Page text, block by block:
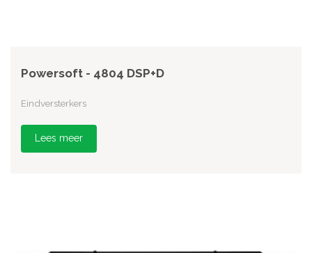
Powersoft - 4804 DSP+D
Eindversterkers
Lees meer